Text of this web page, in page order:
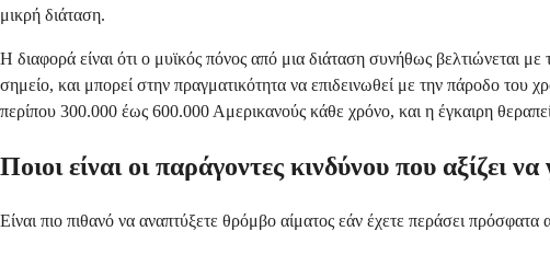
μικρή διάταση.
Η διαφορά είναι ότι ο μυϊκός πόνος από μια διάταση συνήθως βελτιώνεται
σημείο, και μπορεί στην πραγματικότητα να επιδεινωθεί με την πάροδο του
περίπου 300.000 έως 600.000 Αμερικανούς κάθε χρόνο, και η έγκαιρη
Ποιοι είναι οι παράγοντες κινδύνου που αξίζει να
Είναι πιο πιθανό να αναπτύξετε θρόμβο αίματος εάν έχετε περάσει